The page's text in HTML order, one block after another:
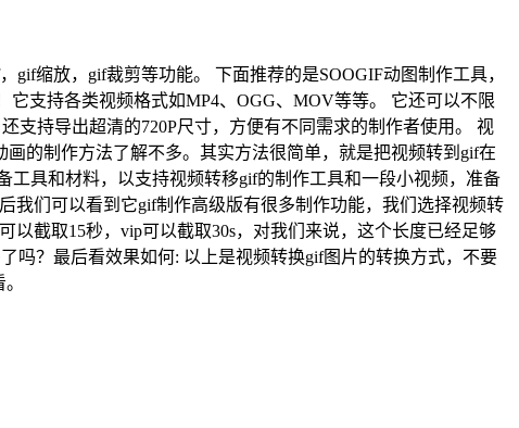
gif缩放，gif裁剪等功能。 下面推荐的是SOOGIF动图制作工具，
支持各类视频格式如MP4、OGG、MOV等等。 它还可以不限
支持导出超清的720P尺寸，方便有不同需求的制作者使用。 视
的制作方法了解不多。其实方法很简单，就是把视频转到gif在
具和材料，以支持视频转移gif的制作工具和一段小视频，准备
我们可以看到它gif制作高级版有很多制作功能，我们选择视频转
截取15秒，vip可以截取30s，对我们来说，这个长度已经足够
吗？最后看效果如何: 以上是视频转换gif图片的转换方式，不要